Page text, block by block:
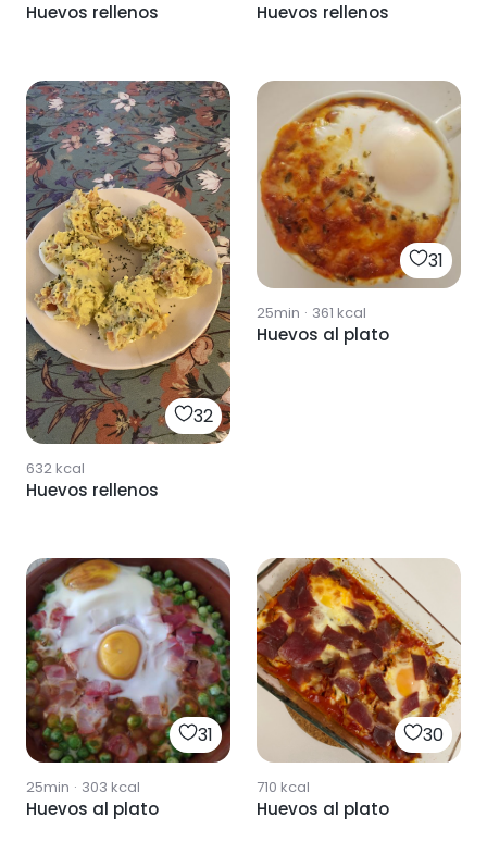
Huevos rellenos Huevos rellenos
32
632kcal
Huevos rellenos
31
25min · 361 kcal
Huevos al plato
31
25min · 303 kcal
Huevos al plato
30
710 kcal
Huevos al plato